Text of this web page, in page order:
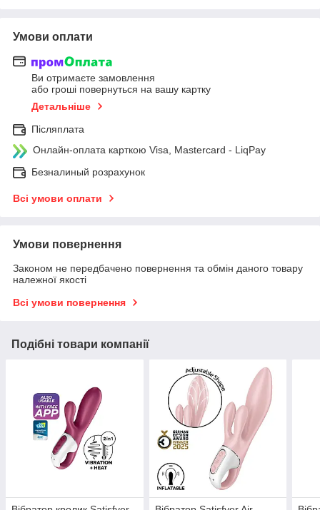
Умови оплати
Ви отримаєте замовлення
або гроші повернуться на вашу картку
Детальніше
Післяплата
Онлайн-оплата карткою Visa, Mastercard - LiqPay
Безналиный розрахунок
Всі умови оплати
Умови повернення
Законом не передбачено повернення та обмін даного товару
належної якості
Всі умови повернення
Подібні товари компанії